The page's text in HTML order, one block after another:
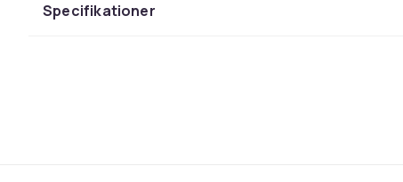
Directed by James Gunn, Superman (2025)
Specifikationer